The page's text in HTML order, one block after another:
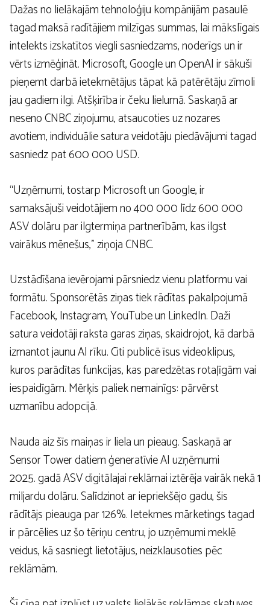
Dažas no lielākajām tehnoloģiju kompānijām pasaulē
tagad maksā radītājiem milzīgas summas, lai mākslīgais
intelekts izskatītos viegli sasniedzams, noderīgs un ir
vērts izmēģināt. Microsoft, Google un OpenAI ir sākuši
pieņemt darbā ietekmētājus tāpat kā patērētāju zīmoli
jau gadiem ilgi. Atšķirība ir čeku lielumā. Saskaņā ar
neseno CNBC ziņojumu, atsaucoties uz nozares
avotiem, individuālie satura veidotāju piedāvājumi tagad
sasniedz pat 600 000 USD.
“Uzņēmumi, tostarp Microsoft un Google, ir
samaksājuši veidotājiem no 400 000 līdz 600 000
ASV dolāru par ilgtermiņa partnerībām, kas ilgst
vairākus mēnešus,” ziņoja CNBC.
Uzstādīšana ievērojami pārsniedz vienu platformu vai
formātu. Sponsorētās ziņas tiek rādītas pakalpojumā
Facebook, Instagram, YouTube un LinkedIn. Daži
satura veidotāji raksta garas ziņas, skaidrojot, kā darbā
izmantot jaunu AI rīku. Citi publicē īsus videoklipus,
kuros parādītas funkcijas, kas paredzētas rotaļīgām vai
iespaidīgām. Mērķis paliek nemainīgs: pārvērst
uzmanību adopcijā.
Nauda aiz šīs maiņas ir liela un pieaug. Saskaņā ar
Sensor Tower datiem ģeneratīvie AI uzņēmumi
2025. gadā ASV digitālajai reklāmai iztērēja vairāk nekā 1
miljardu dolāru. Salīdzinot ar iepriekšējo gadu, šis
rādītājs pieauga par 126%. Ietekmes mārketings tagad
ir pārcēlies uz šo tēriņu centru, jo uzņēmumi meklē
veidus, kā sasniegt lietotājus, neizklausoties pēc
reklāmām.